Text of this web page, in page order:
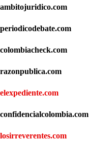
ambitojuridico.com
periodicodebate.com
colombiacheck.com
razonpublica.com
elexpediente.com
confidencialcolombia.com
losirreverentes.com